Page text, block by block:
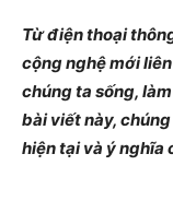
Từ điện thoại
cộng nghệ mới
chúng ta sống,
bài viết này,
hiện tại và ý nghĩa